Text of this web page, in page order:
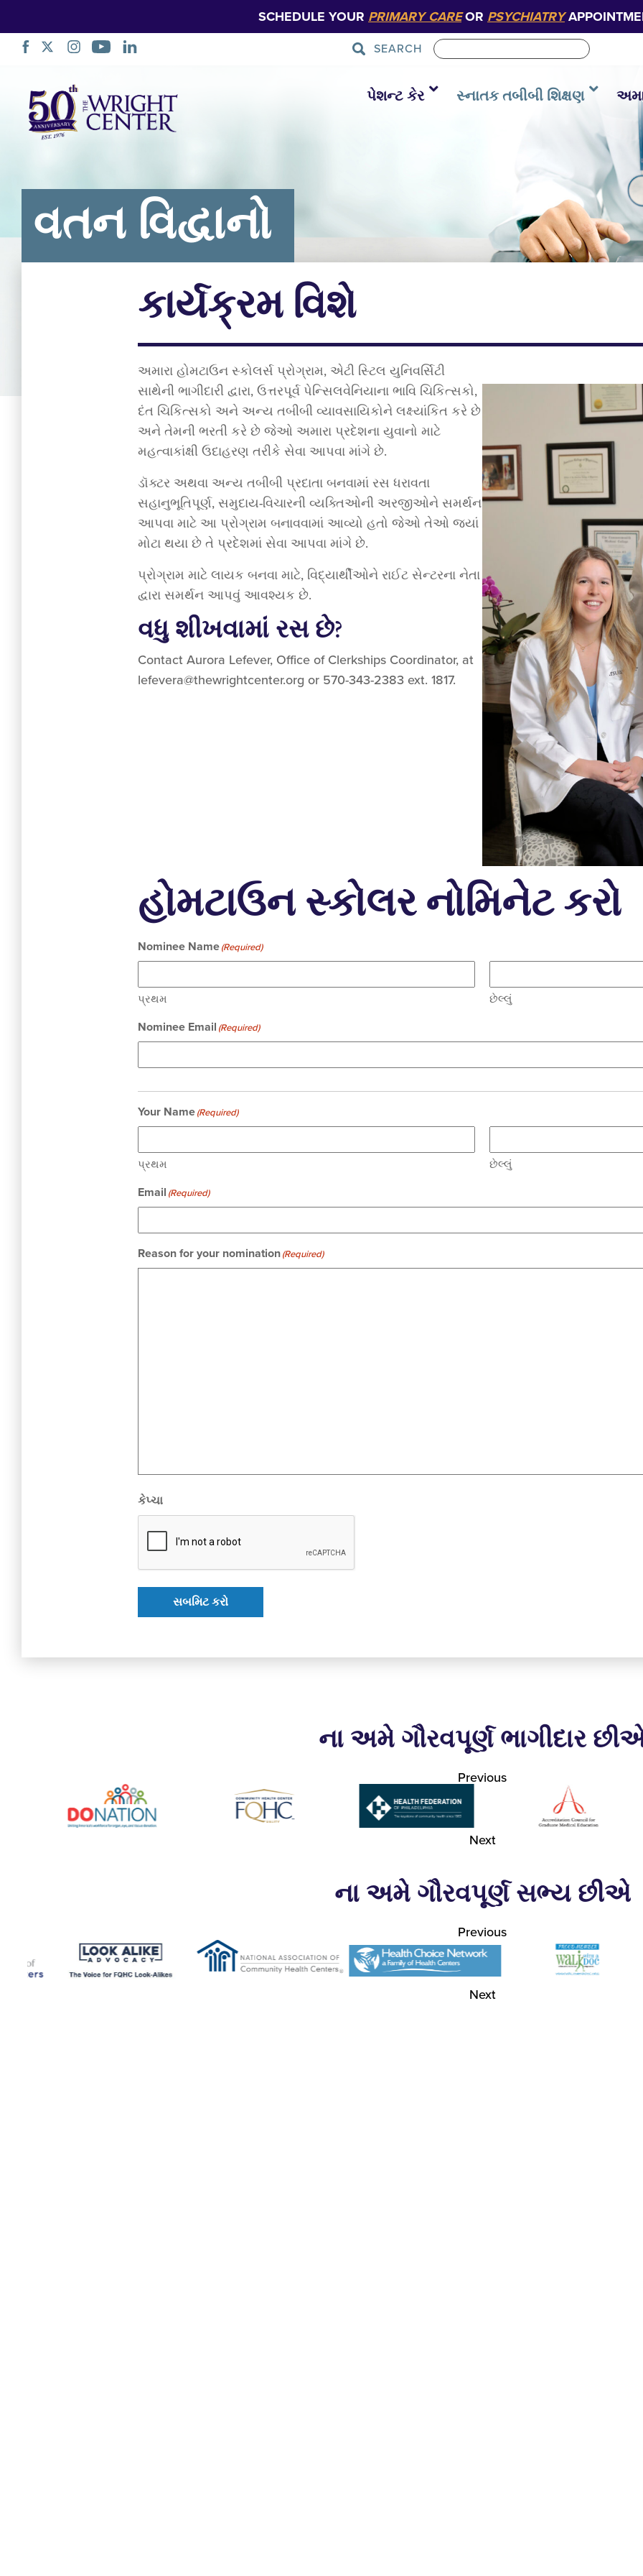
SCHEDULE YOUR PRIMARY CAREOR PSYCHIATRY
SEARCH
નેવિગેશન
છોડો
પેશન્ટ કેર સ્નાતક તબીબી શિક્ષણ
વતન વિદ્વાનો
કાર્યક્રમ વિશે
અમારા હોમટાઉન સ્કોલર્સ પ્રોગ્રામ, એટી સ્ટિલ યુનિવર્સિટી
સાથેની ભાગીદારી દ્વારા, ઉત્તરપૂર્વ પેન્સિલવેનિયાના ભાવિ ચિકિત્સકો,
દંત ચિકિત્સકો અને અન્ય તબીબી વ્યાવસાયિકોને લક્ષ્યાંકિત કરે છે
અને તેમની ભરતી કરે છે જેઓ અમારા પ્રદેશના યુવાનો માટે
મહત્વાકાંક્ષી ઉદાહરણ તરીકે સેવા આપવા માંગે છે.
ડૉક્ટર અથવા અન્ય તબીબી પ્રદાતા બનવામાં રસ ધરાવતા
સહાનુભૂતિપૂર્ણ, સમુદાય-વિચારની વ્યક્તિઓની અરજીઓને સમર્થન
આપવા માટે આ પ્રોગ્રામ બનાવવામાં આવ્યો હતો જેઓ તેઓ જ્યાં
મોટા થયા છે તે પ્રદેશમાં સેવા આપવા માંગે છે.
પ્રોગ્રામ માટે લાયક બનવા માટે, વિદ્યાર્થીઓને રાઈટ સેન્ટરના નેતા
દ્વારા સમર્થન આપવું આવશ્યક છે.
વધુ શીખવામાં રસ છે?
Contact Aurora Lefever, Office of Clerkships Coordinator, at
lefevera@thewrightcenter.org or 570-343-2383 ext. 1817.
હોમટાઉન સ્કોલર નોમિનેટ કરો
Nominee Name(Required)
પ્રથમ છેલ્લું
Nominee Email (Required)
Your Name(Required)
પ્રથમ છેલ્લું
Email (Required)
Reason for your nomination(Required)
કેપ્ચા
સબમિટ કરો
ના અમે ગૌરવપૂર્ણ ભાગીદાર
Previous
Next
ના અમે ગૌરવપૂર્ણ સભ્ય છીએ
Previous
Next